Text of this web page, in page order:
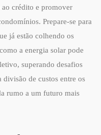
ao crédito e promover
Prepare-se para
já estão colhendo os
a energia solar pode
superando desafios
divisão de custos entre os
rumo a um futuro mais